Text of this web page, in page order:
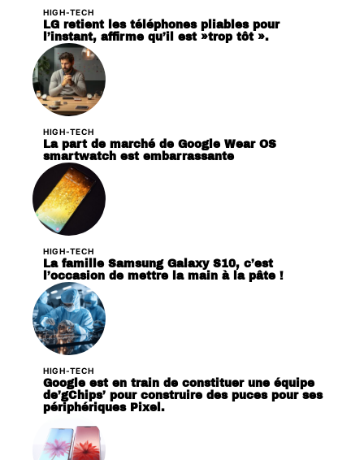
HIGH-TECH
LG retient les téléphones pliables pour
l’instant, affirme qu’il est »trop tôt ».
HIGH-TECH
La part de marché de Google Wear OS
smartwatch est embarrassante
HIGH-TECH
La famille Samsung Galaxy S10, c’est
l’occasion de mettre la main à la pâte !
HIGH-TECH
Google est en train de constituer une équipe
de’gChips’ pour construire des puces pour ses
périphériques Pixel.